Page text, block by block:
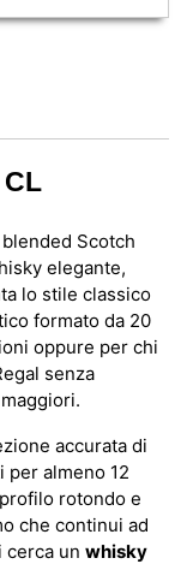
Scotch
elegante,
lo stile classico
formato da 20
oppure per chi
senza
accurata di
almeno 12
rotondo e
che continui ad
un whisky